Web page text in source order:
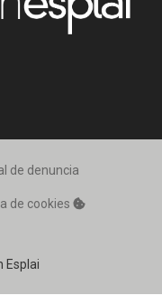
Esplai
de denuncia
de cookies